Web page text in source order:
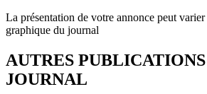
La présentation de votre annonce peut
graphique du journal
AUTRES
JOURNAL